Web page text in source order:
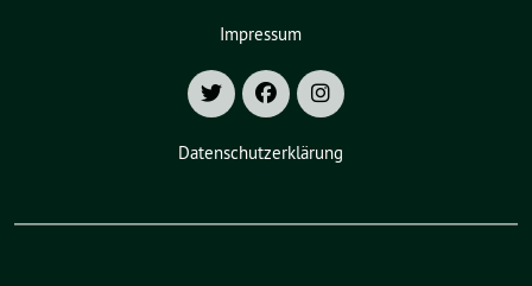
Impressum
Datenschutzerklärung